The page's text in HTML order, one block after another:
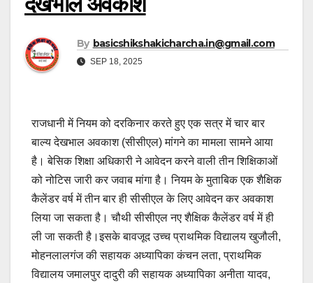
By basicshikshakicharcha.in@gmail.com
SEP 18, 2025
राजधानी में नियम को दरकिनार करते हुए एक सत्र में चार बार
बाल्य देखभाल अवकाश (सीसीएल) मांगने का मामला सामने आया
है। बेसिक शिक्षा अधिकारी ने आवेदन करने वाली तीन शिक्षिकाओं
को नोटिस जारी कर जवाब मांगा है। नियम के मुताबिक एक शैक्षिक
कैलेंडर वर्ष में तीन बार ही सीसीएल के लिए आवेदन कर अवकाश
लिया जा सकता है। चौथी सीसीएल नए शैक्षिक कैलेंडर वर्ष में ही
ली जा सकती है।इसके बावजूद उच्च प्राथमिक विद्यालय खुजौली,
मोहनलालगंज की सहायक अध्यापिका कंचन लता, प्राथमिक
विद्यालय जमालपुर दादुरी की सहायक अध्यापिका अनीता यादव,